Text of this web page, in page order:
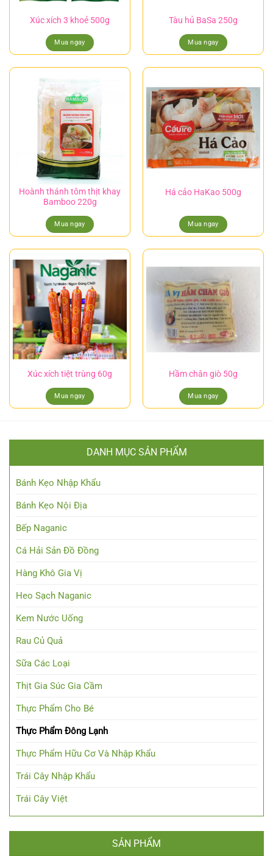
Xúc xích 3 khoẻ 500g
Mua ngay
Tàu hủ BaSa 250g
Mua ngay
Hoành thánh tôm thịt khay
Bamboo 220g
Mua ngay
Há cảo HaKao 500g
Mua ngay
Xúc xích tiệt trùng 60g
Mua ngay
Hầm chân giò 50g
Mua ngay
DANH MỤC SẢN PHẨM
Bánh Kẹo Nhập Khẩu
Bánh Kẹo Nội Địa
Bếp Naganic
Cá Hải Sản Đồ Đồng
Hàng Khô Gia Vị
Heo Sạch Naganic
Kem Nước Uống
Rau Củ Quả
Sữa Các Loại
Thịt Gia Súc Gia Cầm
Thực Phẩm Cho Bé
Thực Phẩm Đông Lạnh
Thực Phẩm Hữu Cơ Và Nhập Khẩu
Trái Cây Nhập Khẩu
Trái Cây Việt
SẢN PHẨM